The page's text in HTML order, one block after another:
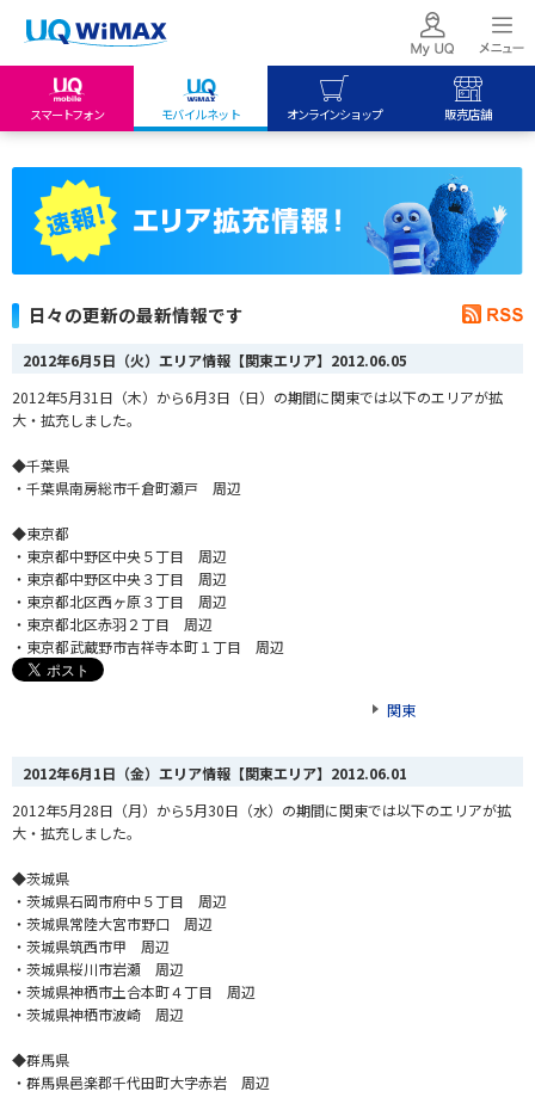
スマートフォン モバイルネット オンラインショップ 販売店舗
My UQ mobile
UQ mobile
UQ WiMAX
UQ WiMAX
日々の更新の最新情報です
2012年6月5日（火）エリア情報【関東エリア】 2012.06.05
2012年5月31日（木）から6月3日（日）の期間に関東では以下のエリアが拡
大・拡充しました。
◆千葉県
・千葉県南房総市千倉町瀬戸 周辺
◆東京都
・東京都中野区中央５丁目 周辺
・東京都中野区中央３丁目 周辺
・東京都北区西ヶ原３丁目 周辺
・東京都北区赤羽２丁目 周辺
・東京都武蔵野市吉祥寺本町１丁目 周辺
関東
2012年6月1日（金）エリア情報【関東エリア】 2012.06.01
2012年5月28日（月）から5月30日（水）の期間に関東では以下のエリアが拡
大・拡充しました。
◆茨城県
・茨城県石岡市府中５丁目 周辺
・茨城県常陸大宮市野口 周辺
・茨城県筑西市甲 周辺
・茨城県桜川市岩瀬 周辺
・茨城県神栖市土合本町４丁目 周辺
・茨城県神栖市波崎 周辺
◆群馬県
・群馬県邑楽郡千代田町大字赤岩 周辺